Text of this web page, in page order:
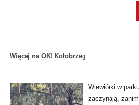
Więcej na OK! Kołobrzeg
Wiewiórki w
zaczynają,